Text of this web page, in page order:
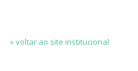
« voltar ao site institucional